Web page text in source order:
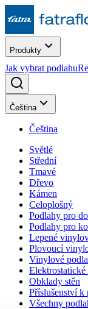
Produkty
Jak vybrat podlahu
Čeština
Čeština
Světlé
Střední
Tmavé
Dřevo
Kámen
Celoplošný
Podlahy pro
Podlahy pro
Lepené
Plovoucí
Vinylové
Obklady stěn
Příslušenství k
Všechny